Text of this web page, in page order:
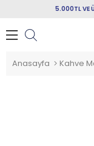
5.000TL VE
Anasayfa Kahve